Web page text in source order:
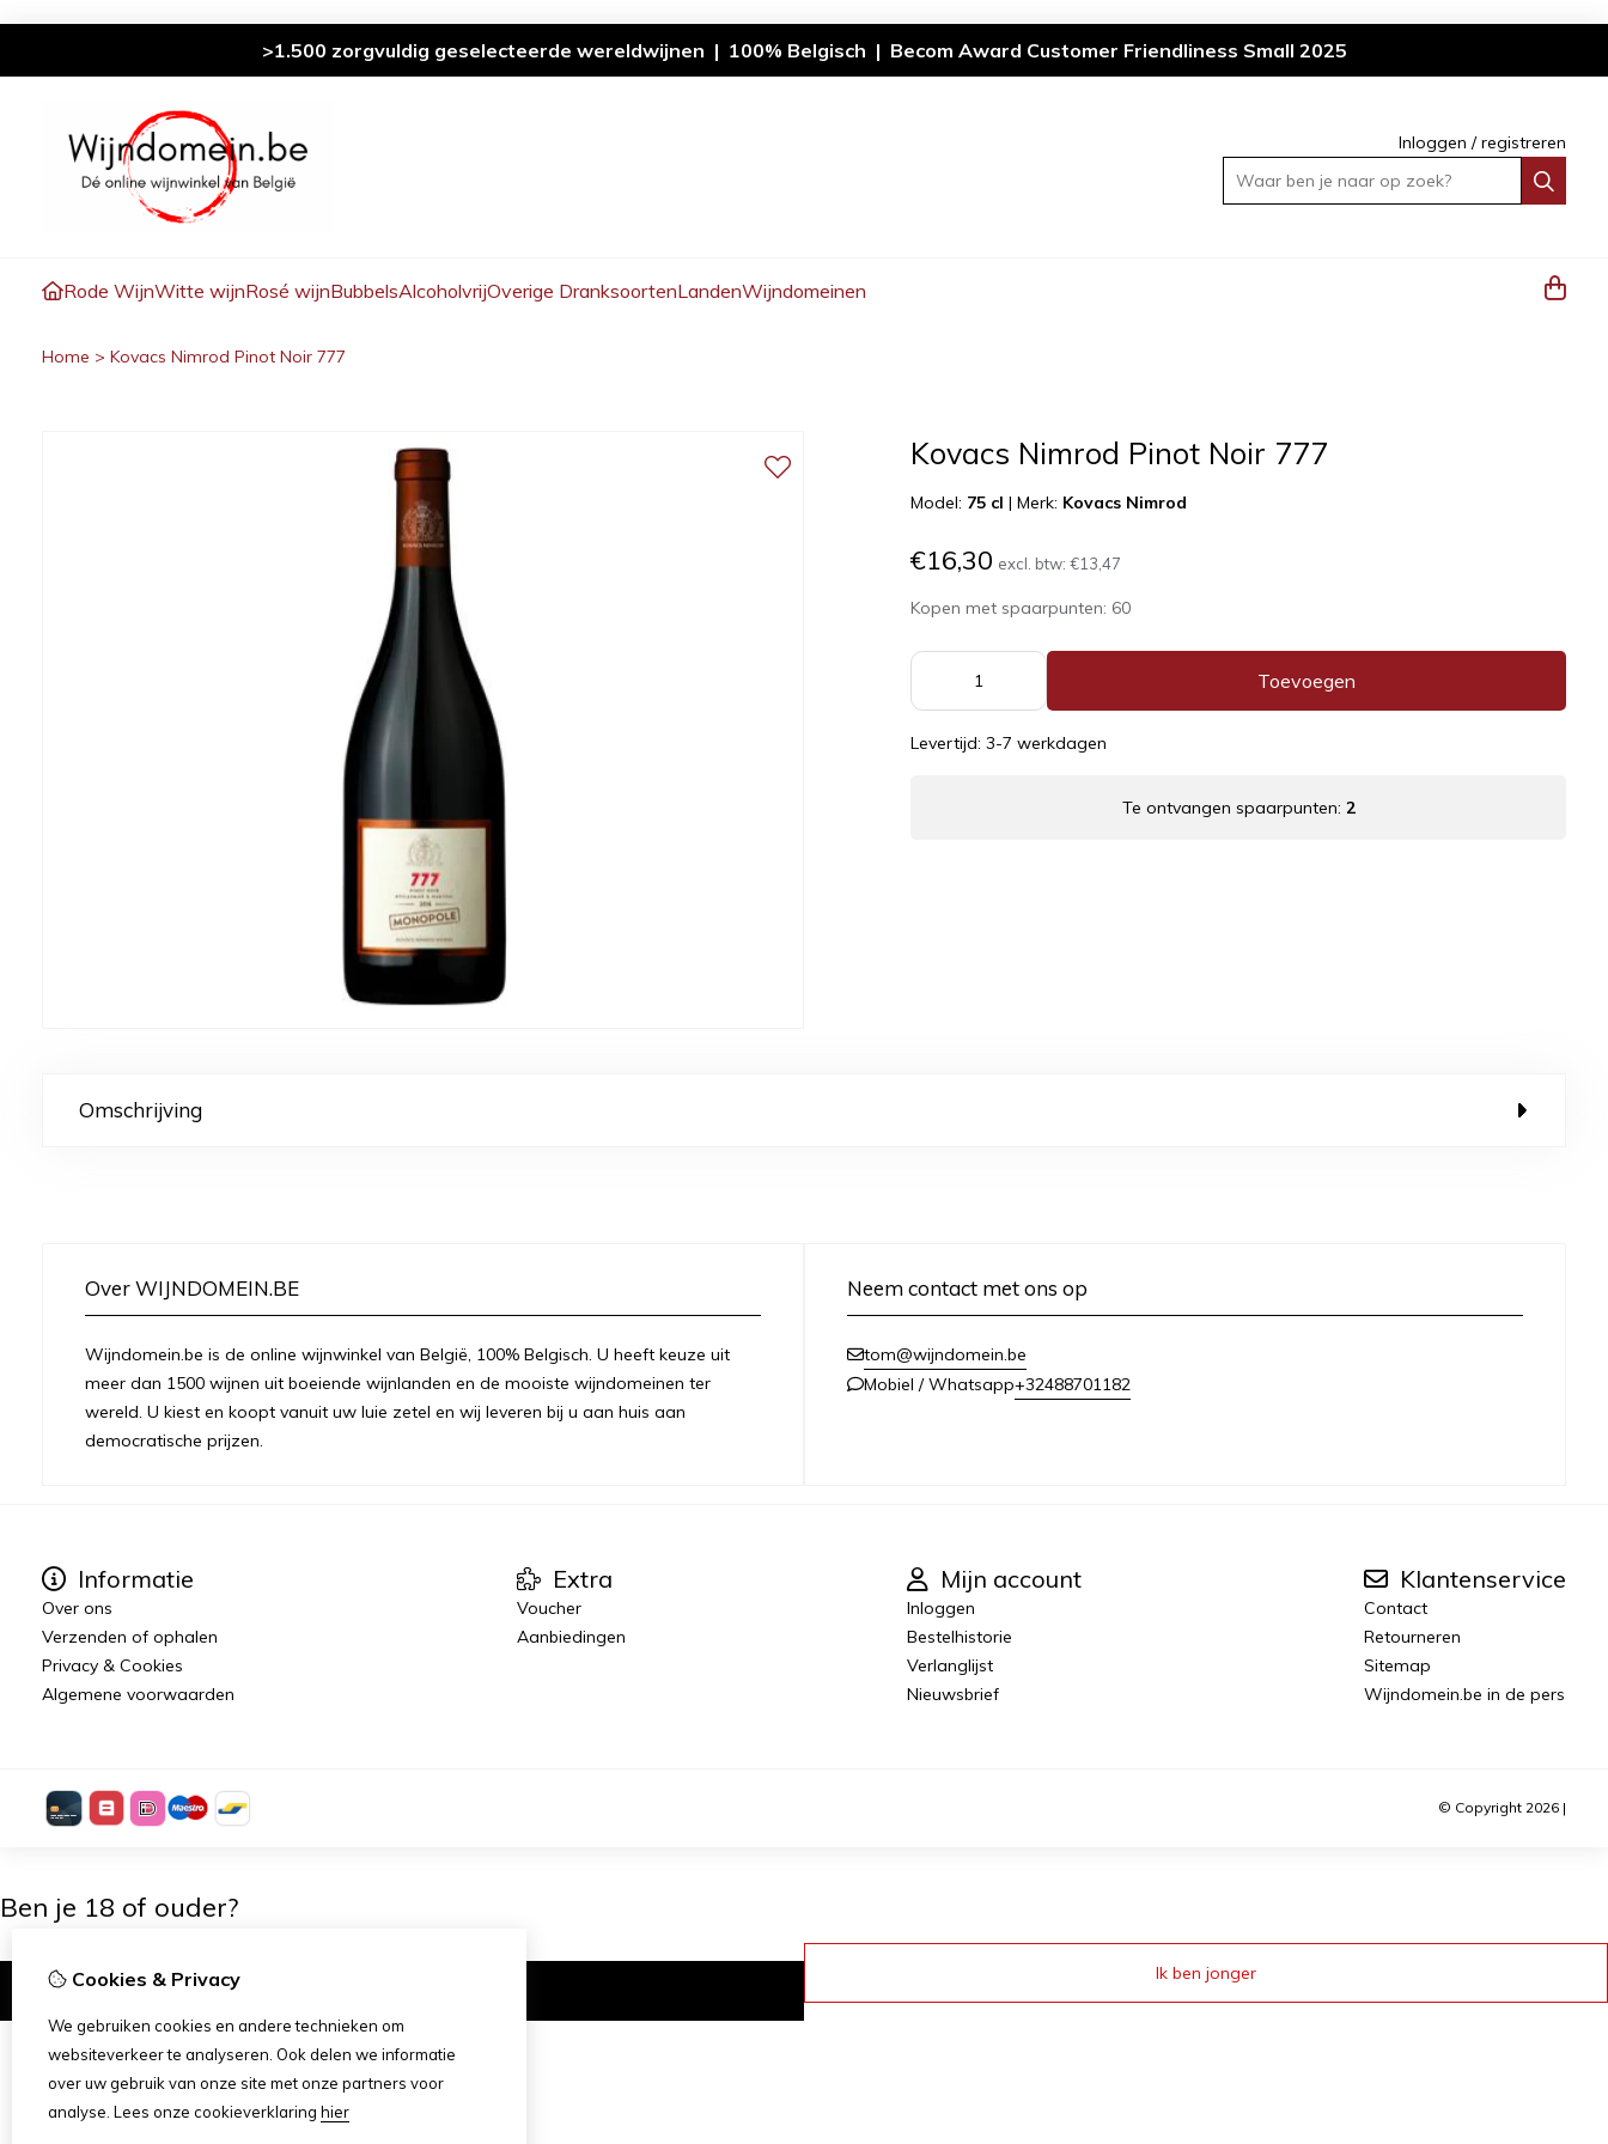
>1.500 zorgvuldig geselecteerde wereldwijnen | 100% Belgisch | Becom Award Customer Friendliness Small 2025
Inloggen /registreren
Waar ben je naar op zoek?
Rode WijnWitte wijnRosé wijnBubbelsAlcoholvrijOverige DranksoortenLandenWijndomeinen
Home > Kovacs Nimrod Pinot Noir 777
Kovacs Nimrod Pinot Noir 777
Model: 75 cl |Merk: Kovacs Nimrod
€16,30 excl. btw:€13,47
Kopen met spaarpunten: 60
Toevoegen
Levertijd: 3-7 werkdagen
Te ontvangen spaarpunten: 2
Omschrijving
Over WIJNDOMEIN.BE
Wijndomein.be is de online wijnwinkel van België, 100% Belgisch. U heeft keuze uit
meer dan 1500 wijnen uit boeiende wijnlanden en de mooiste wijndomeinen ter
wereld. U kiest en koopt vanuit uw luie zetel en wij leveren bij u aan huis aan
democratische prijzen.
Neem contact met ons op
tom@wijndomein.be
Mobiel / Whatsapp+32488701182
Informatie
Over ons
Verzenden of ophalen
Privacy & Cookies
Algemene voorwaarden
Extra
Voucher
Aanbiedingen
Mijn account
Inloggen
Bestelhistorie
Verlanglijst
Nieuwsbrief
Klantenservice
Contact
Retourneren
Sitemap
Wijndomein.be in de pers
© Copyright 2026 |
Cookies & Privacy
We gebruiken cookies en andere technieken om
websiteverkeer te analyseren. Ook delen we informatie
over uw gebruik van onze site met onze partners voor
analyse. Lees onze cookieverklaring hier
Ben je 18 of ouder?
Ik ben jonger